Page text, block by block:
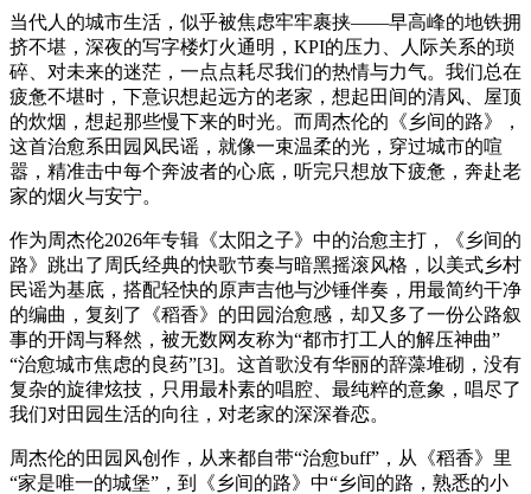
当代人的城市生活，似乎被焦虑牢牢裹挟——早高峰的地铁拥
挤不堪，深夜的写字楼灯火通明，KPI的压力、人际关系的琐
碎、对未来的迷茫，一点点耗尽我们的热情与力气。我们总在
疲惫不堪时，下意识想起远方的老家，想起田间的清风、屋顶
的炊烟，想起那些慢下来的时光。而周杰伦的《乡间的路》，
这首治愈系田园风民谣，就像一束温柔的光，穿过城市的喧
嚣，精准击中每个奔波者的心底，听完只想放下疲惫，奔赴老
家的烟火与安宁。
作为周杰伦2026年专辑《太阳之子》中的治愈主打，《乡间的
路》跳出了周氏经典的快歌节奏与暗黑摇滚风格，以美式乡村
民谣为基底，搭配轻快的原声吉他与沙锤伴奏，用最简约干净
的编曲，复刻了《稻香》的田园治愈感，却又多了一份公路叙
事的开阔与释然，被无数网友称为“都市打工人的解压神曲”
“治愈城市焦虑的良药”[3]。这首歌没有华丽的辞藻堆砌，没有
复杂的旋律炫技，只用最朴素的唱腔、最纯粹的意象，唱尽了
我们对田园生活的向往，对老家的深深眷恋。
周杰伦的田园风创作，从来都自带“治愈buff”，从《稻香》里
“家是唯一的城堡”，到《乡间的路》中“乡间的路，熟悉的小